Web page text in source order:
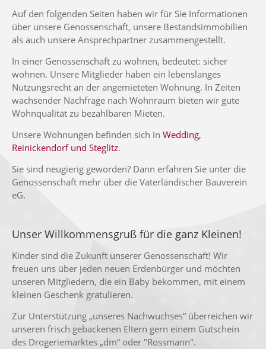
Auf den folgenden Seiten haben wir für Sie Informationen
über unsere Genossenschaft, unsere Bestandsimmobilien
als auch unsere Ansprechpartner zusammengestellt.
In einer Genossenschaft zu wohnen, bedeutet: sicher
wohnen. Unsere Mitglieder haben ein lebenslanges
Nutzungsrecht an der angemieteten Wohnung. In Zeiten
wachsender Nachfrage nach Wohnraum bieten wir gute
Wohnqualität zu bezahlbaren Mieten.
Unsere Wohnungen befinden sich in Wedding,
Reinickendorf und Steglitz.
Sie sind neugierig geworden? Dann erfahren Sie unter die
Genossenschaft mehr über die Vaterländischer Bauverein
eG.
Unser Willkommensgruß für die ganz Kleinen!
Kinder sind die Zukunft unserer Genossenschaft! Wir
freuen uns über jeden neuen Erdenbürger und möchten
unseren Mitgliedern, die ein Baby bekommen, mit einem
kleinen Geschenk gratulieren.
Zur Unterstützung „unseres Nachwuchses“ überreichen wir
unseren frisch gebackenen Eltern gern einem Gutschein
des Drogeriemarktes „dm“ oder "Rossmann".